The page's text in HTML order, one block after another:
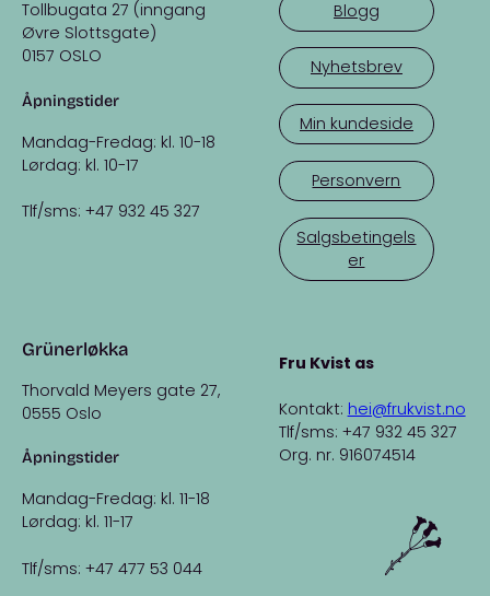
Tollbugata 27 (inngang
Øvre Slottsgate)
0157 OSLO
Åpningstider
Mandag-Fredag: kl. 10-18
Lørdag: kl. 10-17
Tlf/sms: +47 932 45 327
Grünerløkka
Thorvald Meyers gate 27,
0555 Oslo
Åpningstider
Mandag-Fredag: kl. 11-18
Lørdag: kl. 11-17
Tlf/sms: +47 477 53 044
Blogg
Nyhetsbrev
Min kundeside
Personvern
Salgsbetingels
er
Fru Kvist as
Kontakt: hei@frukvist.no
Tlf/sms: +47 932 45 327
Org. nr. 916074514